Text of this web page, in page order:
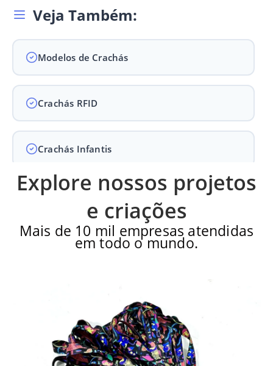
Veja Também:
Modelos de Crachás
Crachás RFID
Crachás Infantis
Crachás para Empresas
Crachás para Eventos
Últimos Pedidos
Explore nossos projetos
e criações
Mais de 10 mil empresas atendidas
em todo o mundo.